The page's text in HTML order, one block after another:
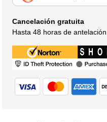
Cancelación gratuita
Hasta 48 horas de antelación.